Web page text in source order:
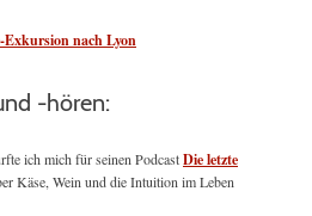
Exkursion nach Lyon
-hören:
ich mich für seinen PodcastDie letzte
Käse, Wein und die Intuition im Leben